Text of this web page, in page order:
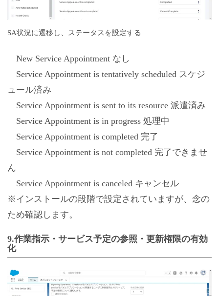
SA状況に遷移し、ステータスを設定する
New Service Appointment なし
Service Appointment is tentatively scheduled スケジ
ュール済み
Service Appointment is sent to its resource 派遣済み
Service Appointment is in progress 処理中
Service Appointment is completed 完了
Service Appointment is not completed 完了できませ
ん
Service Appointment is canceled キャンセル
※インストールの段階で設定されていますが、念の
ため確認します。
9.作業指示・サービス予定の参照・更新権限の有効
化